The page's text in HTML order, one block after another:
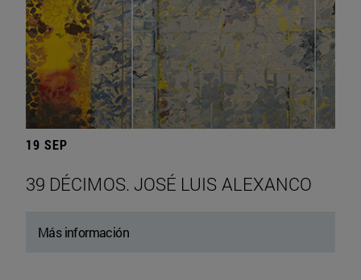
19 SEP
39 DÉCIMOS. JOSÉ LUIS ALEXANCO
Más información